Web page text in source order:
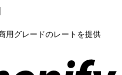
用グレードのレートを提供